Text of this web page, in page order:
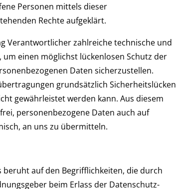
Personen mittels dieser
Rechte aufgeklärt.
Verantwortlicher zahlreiche technische und
einen möglichst lückenlosen Schutz der
Daten sicherzustellen.
grundsätzlich Sicherheitslücken
gewährleistet werden kann. Aus diesem
personenbezogene Daten auch auf
an uns zu übermitteln.
auf den Begrifflichkeiten, die durch
beim Erlass der Datenschutz-